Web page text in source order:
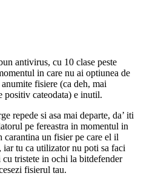
antivirus, cu 10 clase peste
in care nu ai optiunea de
anumite fisiere (ca deh, mai
positiv cateodata) e inutil.
repede si asa mai departe, da’ iti
pe fereastra in momentul in
carantina un fisier pe care el il
tu ca utilizator nu poti sa faci
tristete in ochi la bitdefender
fisierul tau.